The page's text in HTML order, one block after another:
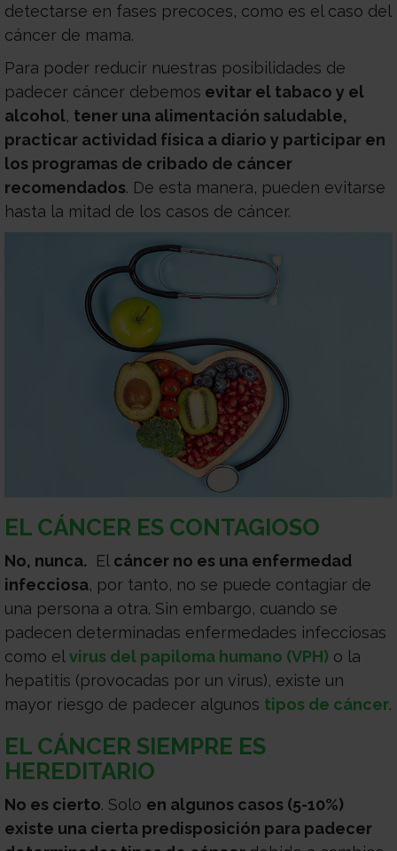
detectarse en fases precoces, como es el caso del
cáncer de mama.
Para poder reducir nuestras posibilidades de
padecer cáncer debemos evitar el tabaco y el
alcohol, tener una alimentación saludable,
practicar actividad física a diario y participar en
los programas de cribado de cáncer
recomendados. De esta manera, pueden evitarse
hasta la mitad de los casos de cáncer.
EL CÁNCER ES CONTAGIOSO
No, nunca. El cáncer no es una enfermedad
infecciosa, por tanto, no se puede contagiar de
una persona a otra. Sin embargo, cuando se
padecen determinadas enfermedades infecciosas
como el virus del papiloma humano (VPH) o la
hepatitis (provocadas por un virus), existe un
mayor riesgo de padecer algunos tipos de cáncer.
EL CÁNCER SIEMPRE ES
HEREDITARIO
No es cierto. Solo en algunos casos (5-10%)
existe una cierta predisposición para padecer